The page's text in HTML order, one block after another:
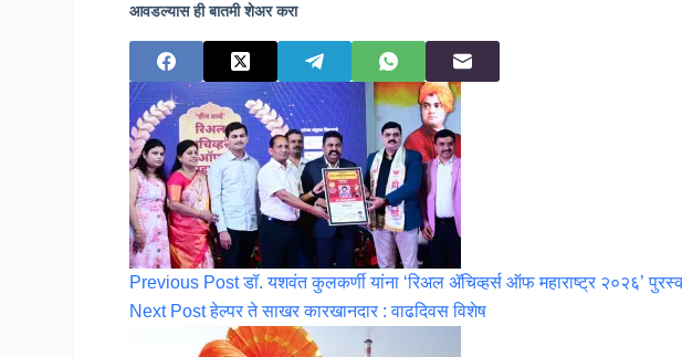
आवडल्यास ही बातमी शेअर करा
Previous Post डॉ. यशवंत कुलकर्णी यांना ‘रिअल ॲचिव्हर्स ऑफ महाराष्ट्र २०२६’
Next Post हेल्पर ते साखर कारखानदार : वाढदिवस विशेष